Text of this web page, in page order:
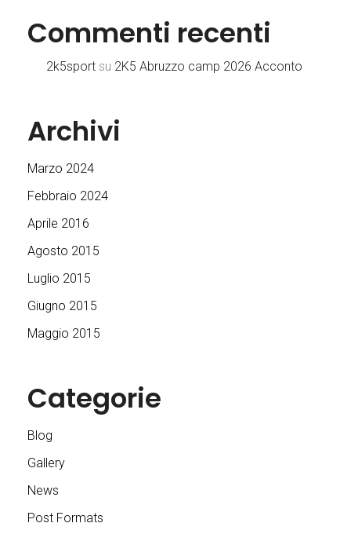
Commenti recenti
2k5sport su 2K5 Abruzzo camp 2026 Acconto
Archivi
Marzo 2024
Febbraio 2024
Aprile 2016
Agosto 2015
Luglio 2015
Giugno 2015
Maggio 2015
Categorie
Blog
Gallery
News
Post Formats